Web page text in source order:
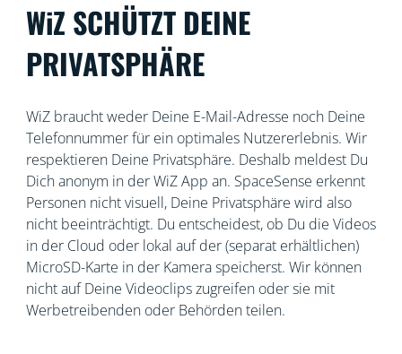
WiZ SCHÜTZT DEINE
PRIVATSPHÄRE
WiZ braucht weder Deine E-Mail-Adresse noch Deine
Telefonnummer für ein optimales Nutzererlebnis. Wir
respektieren Deine Privatsphäre. Deshalb meldest Du
Dich anonym in der WiZ App an. SpaceSense erkennt
Personen nicht visuell, Deine Privatsphäre wird also
nicht beeinträchtigt. Du entscheidest, ob Du die Videos
in der Cloud oder lokal auf der (separat erhältlichen)
MicroSD-Karte in der Kamera speicherst. Wir können
nicht auf Deine Videoclips zugreifen oder sie mit
Werbetreibenden oder Behörden teilen.